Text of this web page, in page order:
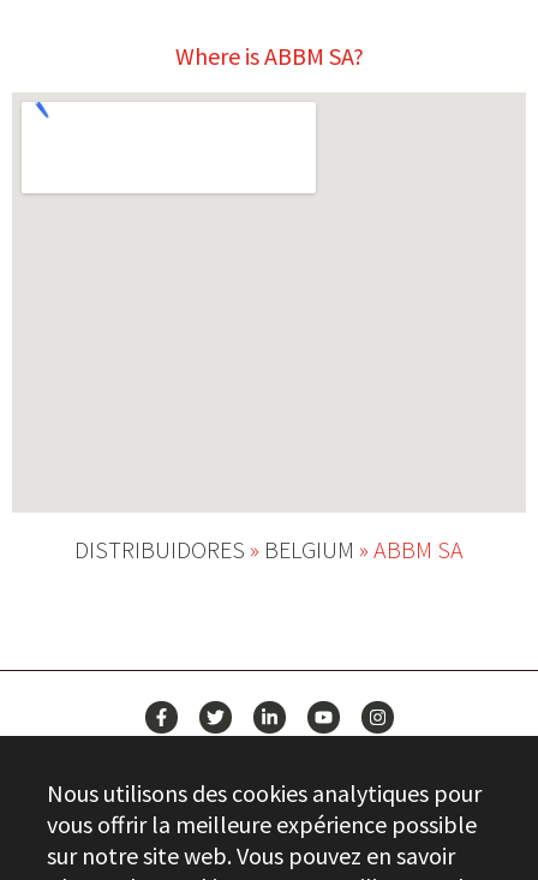
Where is ABBM SA?
DISTRIBUIDORES » BELGIUM » ABBM SA
CONTACT
Nous utilisons des cookies analytiques pour
vous offrir la meilleure expérience possible
sur notre site web. Vous pouvez en savoir